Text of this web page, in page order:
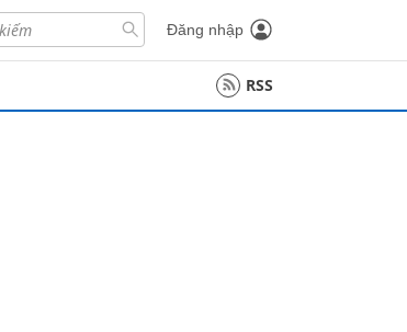
Đăng nhập
RSS